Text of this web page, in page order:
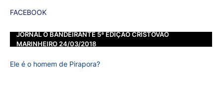
FACEBOOK
JORNAL O BANDEIRANTE 5ª EDIÇÃO CRISTOVÃO
MARINHEIRO 24/03/2018
Ele é o homem de Pirapora?